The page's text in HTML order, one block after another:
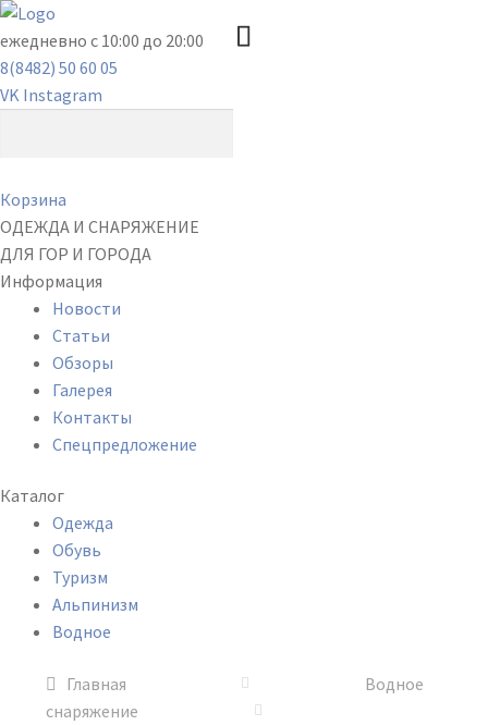
ежедневно с 10:00 до 20:00
8(8482) 50 60 05
VK Instagram
Корзина
ОДЕЖДА И СНАРЯЖЕНИЕ
ДЛЯ ГОР И ГОРОДА
Информация
Новости
Статьи
Обзоры
Галерея
Контакты
Спецпредложение
Каталог
Одежда
Обувь
Туризм
Альпинизм
Водное
Главная
Водное
снаряжение